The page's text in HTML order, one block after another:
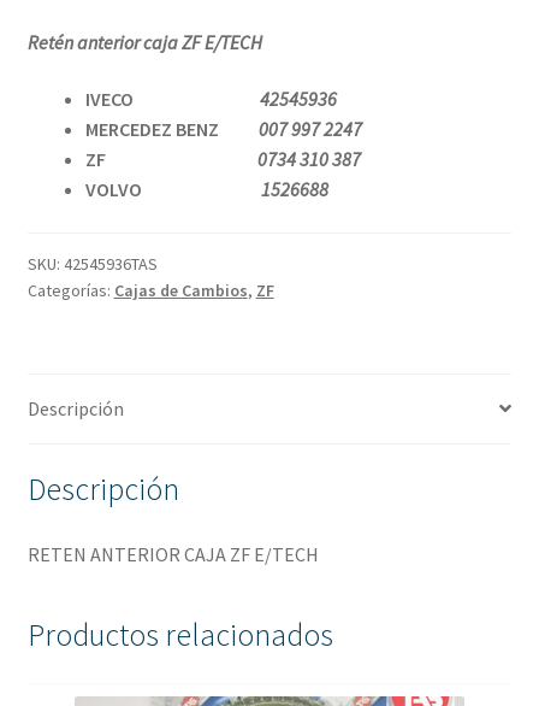
Retén anterior caja ZF E/TECH
IVECO 42545936
MERCEDEZ BENZ 007 997 2247
ZF 0734 310 387
VOLVO 1526688
SKU: 42545936TAS
Categorías: Cajas de Cambios, ZF
Descripción
Descripción
RETEN ANTERIOR CAJA ZF E/TECH
Productos relacionados